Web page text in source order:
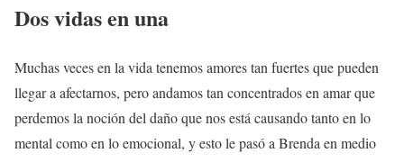
Dos vidas en una
Muchas veces en la vida tenemos amores tan fuertes que pueden
llegar a afectarnos, pero andamos tan concentrados en amar que
perdemos la noción del daño que nos está causando tanto en lo
mental como en lo emocional, y esto le pasó a Brenda en medio